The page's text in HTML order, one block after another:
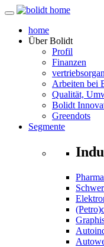
home
ÜberBolidt
Profil
Finanzen
Arbeiten bei
Qualität,
Bolidt
Greendots
Segmente